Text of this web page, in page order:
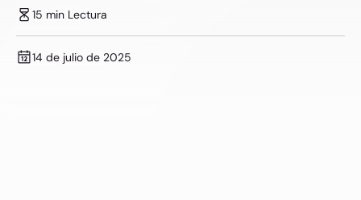
15 min Lectura
14 de julio de 2025